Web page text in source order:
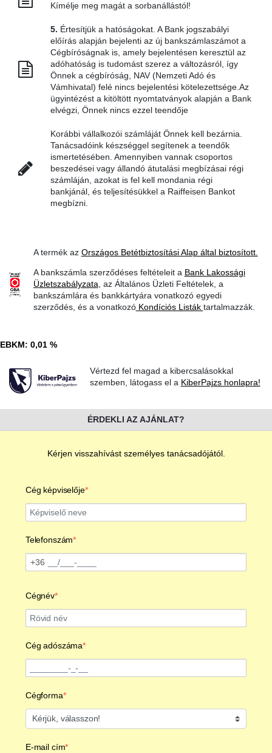
Kímélje meg magát a sorbanállástól!
5. Értesítjük a hatóságokat. A Bank jogszabályi
előírás alapján bejelenti az új bankszámlaszámot a
Cégbíróságnak is, amely bejelentésen keresztül az
adóhatóság is tudomást szerez a változásról, így
Önnek a cégbíróság, NAV (Nemzeti Adó és
Vámhivatal) felé nincs bejelentési kötelezettsége.Az
ügyintézést a kitöltött nyomtatványok alapján a Bank
elvégzi, Önnek nincs ezzel teendője
Korábbi vállalkozói számláját Önnek kell bezárnia.
Tanácsadóink készséggel segítenek a teendők
ismertetésében. Amennyiben vannak csoportos
beszedései vagy állandó átutalási megbízásai régi
számláján, azokat is fel kell mondania régi
bankjánál, és teljesítésükkel a Raiffeisen Bankot
megbízni.
A termék az Országos Betétbiztosítási Alap által biztosított.
A bankszámla szerződéses feltételeit a Bank Lakossági
Üzletszabályzata, az Általános Üzleti Feltételek, a
bankszámlára és bankkártyára vonatkozó egyedi
szerződés, és a vonatkozóKondíciós Listák tartalmazzák.
EBKM: 0,01 %
Vértezd fel magad a kibercsalásokkal
szemben, látogass el a KiberPajzs honlapra!
ÉRDEKLI AZ AJÁNLAT?
Kérjen visszahívást személyes tanácsadójától.
Cég képviselője
Telefonszám
+36
Telefonszám
Cégnév
Cég adószáma
Cégforma
Cégforma
E-mail cím